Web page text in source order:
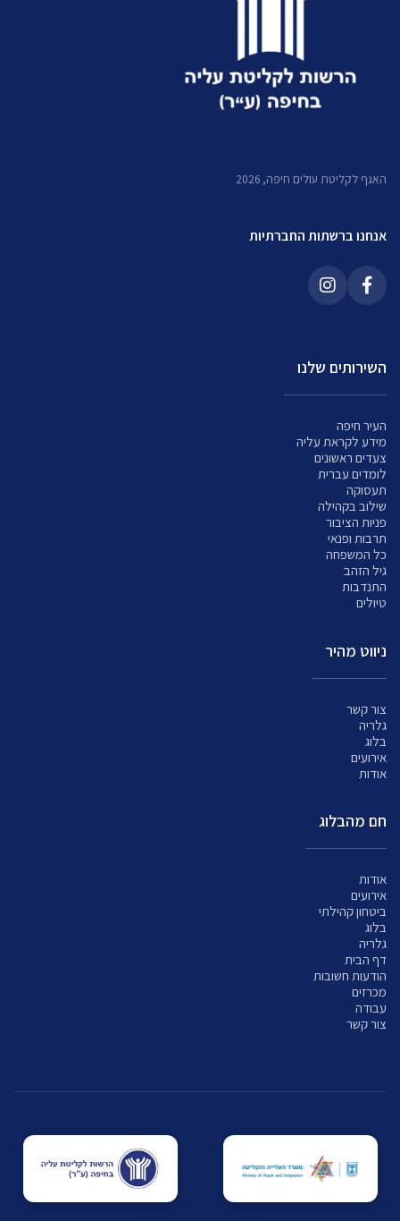
האגף לקליטת עולים חיפה, 2026
אנחנו ברשתות החברתיות
השירותים שלנו
העיר חיפה
מידע לקראת עליה
צעדים ראשונים
לומדים עברית
תעסוקה
שילוב בקהילה
פניות הציבור
תרבות ופנאי
כל המשפחה
גיל הזהב
התנדבות
טיולים
ניווט מהיר
צור קשר
גלריה
בלוג
אירועים
אודות
חם מהבלוג
אודות
אירועים
ביטחון קהילתי
בלוג
גלריה
דף הבית
הודעות חשובות
מכרזים
עבודה
צור קשר